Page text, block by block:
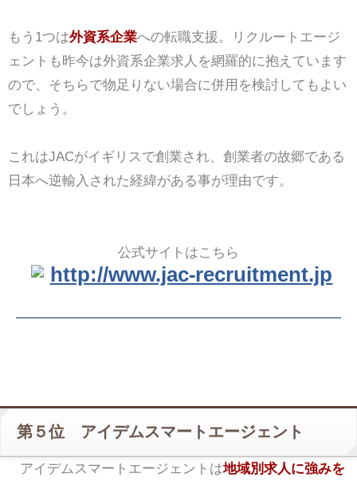
もう1つは外資系企業への転職支援。リクルートエージ
ェントも昨今は外資系企業求人を網羅的に抱えています
ので、そちらで物足りない場合に併用を検討してもよい
でしょう。
これはJACがイギリスで創業され、創業者の故郷である
日本へ逆輸入された経緯がある事が理由です。
公式サイトはこちら
http://www.jac-recruitment.jp
第５位 アイデムスマートエージェント
アイデムスマートエージェントは地域別求人に強みを